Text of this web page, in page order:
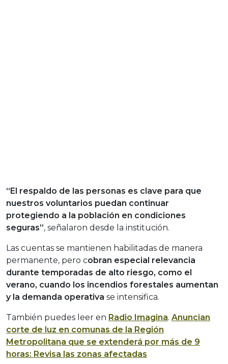
“El respaldo de las personas es clave para que
nuestros voluntarios puedan continuar
protegiendo a la población en condiciones
seguras”, señalaron desde la institución.
Las cuentas se mantienen habilitadas de manera
permanente, pero cobran especial relevancia
durante temporadas de alto riesgo, como el
verano, cuando los incendios forestales aumentan
y la demanda operativa se intensifica.
También puedes leer en Radio Imagina. Anuncian
corte de luz en comunas de la Región
Metropolitana que se extenderá por más de 9
horas: Revisa las zonas afectadas